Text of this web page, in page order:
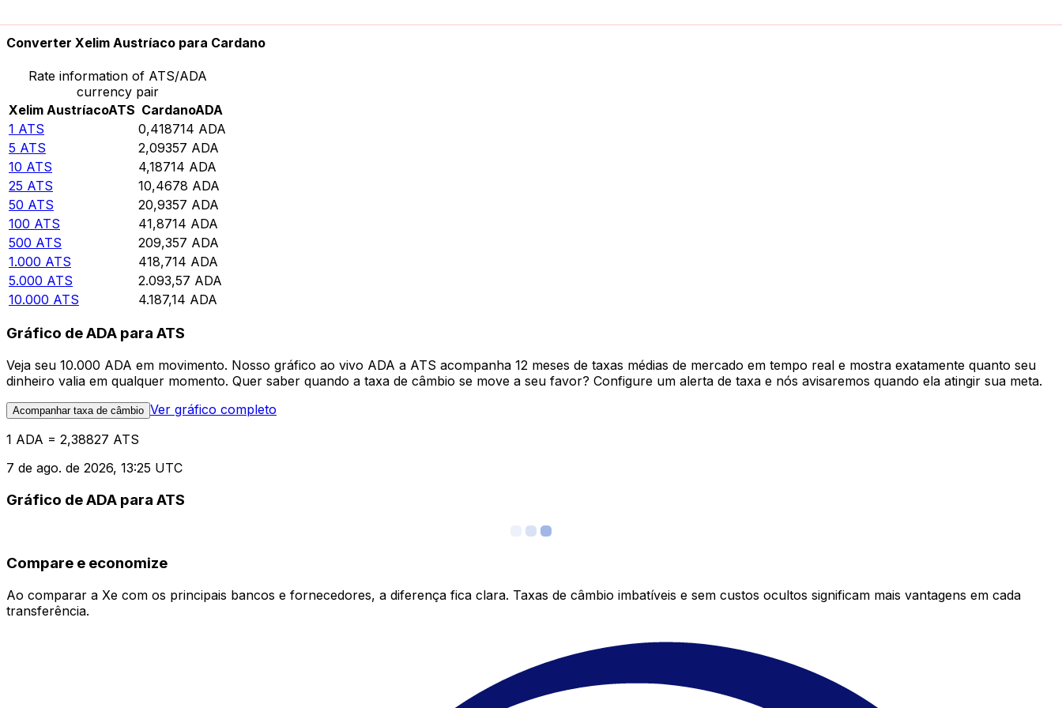
Converter Xelim Austríaco para Cardano
Rate information of ATS/ADA
currency pair
Xelim AustríacoATS CardanoADA
1 ATS 0,418714 ADA
5 ATS 2,09357 ADA
10 ATS 4,18714 ADA
25 ATS 10,4678 ADA
50 ATS 20,9357 ADA
100 ATS 41,8714 ADA
500 ATS 209,357 ADA
1.000 ATS 418,714 ADA
5.000 ATS 2.093,57 ADA
10.000 ATS 4.187,14 ADA
Gráfico de ADA para ATS
Veja seu 10.000 ADA em movimento. Nosso gráfico ao vivo ADA a ATS acompanha 12 meses de taxas médias de mercado em tempo real e mostra exatamente quanto seu
dinheiro valia em qualquer momento. Quer saber quando a taxa de câmbio se move a seu favor? Configure um alerta de taxa e nós avisaremos quando ela atingir sua meta.
Acompanhar taxa de câmbio Ver gráfico completo
1 ADA = 2,38827 ATS
7 de ago. de 2026, 13:25 UTC
Gráfico de ADA para ATS
Compare e economize
Ao comparar a Xe com os principais bancos e fornecedores, a diferença fica clara. Taxas de câmbio imbatíveis e sem custos ocultos significam mais vantagens em cada
transferência.